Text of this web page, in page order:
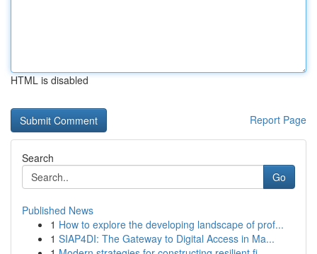
HTML is disabled
Report Page
Search
Go
Published News
1 How to explore the developing landscape of prof...
1 SIAP4DI: The Gateway to Digital Access in Ma...